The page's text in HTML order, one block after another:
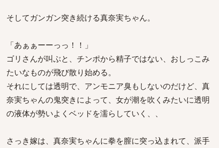
そしてガンガン突き続ける真奈実ちゃん。
「あぁぁーーっっ！！」
ゴリさんが叫ぶと、チンポから精子ではない、おしっこみ
たいなものが飛び散り始める。
それにしては透明で、アンモニア臭もしないのだけど、真
奈実ちゃんの鬼突きによって、女が潮を吹くみたいに透明
の液体が勢いよくベッドを濡らしていく、、
さっき嫁は、真奈実ちゃんに拳を膣に突っ込まれて、派手